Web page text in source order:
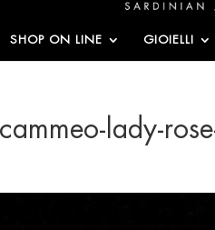
SHOP ON LINE GIOIELLI
lady-